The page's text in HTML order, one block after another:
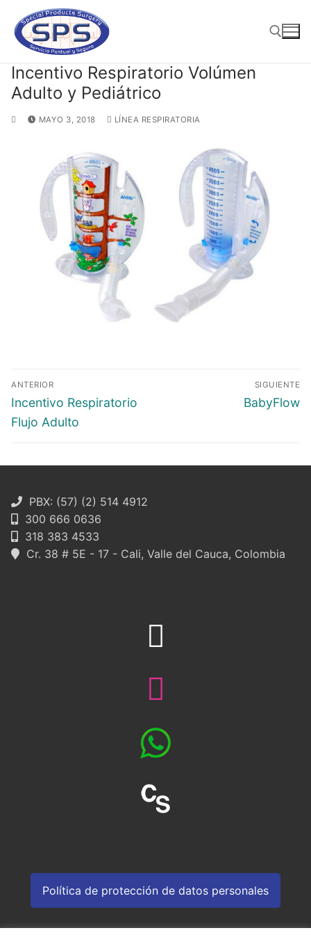
contenido
Buscar:
Incentivo Respiratorio Volúmen
Adulto y Pediátrico
MAYO 3, 2018 LÍNEA RESPIRATORIA
Navegación
de
entradas
ANTERIOR
Entrada
anterior:
Incentivo Respiratorio
Flujo Adulto
SIGUIENTE
Entrada
BabyFlow
PBX: (57) (2) 514 4912
300 666 0636
318 383 4533
Cr. 38 # 5E - 17 - Cali, Valle del Cauca, Colombia
Política de protección de datos personales